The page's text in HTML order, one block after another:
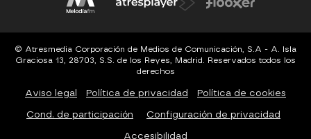
© Atresmedia Corporación de Medios de Comunicación, S.A - A. Isla
Graciosa 13, 28703, S.S. de los Reyes, Madrid. Reservados todos los
derechos
Aviso legal Política de privacidad Política de cookies
Cond. de participación Configuración de privacidad
Accesibilidad